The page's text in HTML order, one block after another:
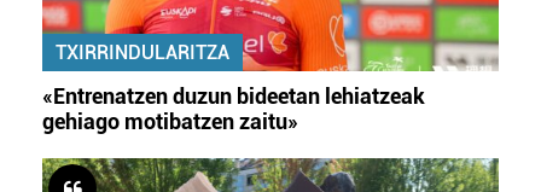
dezakezun ikusteko.
Lortu zure datu pertsonalak prozesatzeko moduari
buruzko informazio gehiago eta ezarri zure lehentasunak
datuen atalean. Edozein unetan alda edo ken dezakezu
zure baimena Cookieen adierazpenean.
TXIRRINDULARITZA
«Entrenatzen duzun bideetan lehiatzeak
gehiago motibatzen zaitu»